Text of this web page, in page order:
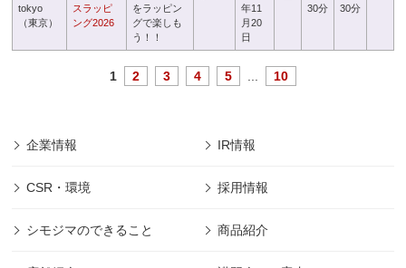
tokyo
（東京）
スラッピ
ング2026
をラッピン
グで楽しも
う！！
年11
月20
日
30分
30分
1 2 3 4 5 10
企業情報 IR情報
CSR・環境 採用情報
シモジマのできること 商品紹介